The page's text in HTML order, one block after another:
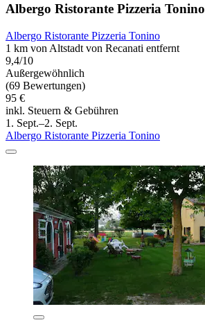
Albergo Ristorante Pizzeria Tonino
Albergo Ristorante Pizzeria Tonino
1 km von Altstadt von Recanati entfernt
9,4/10
Außergewöhnlich
(69 Bewertungen)
95 €
inkl. Steuern & Gebühren
1. Sept.–2. Sept.
Albergo Ristorante Pizzeria Tonino